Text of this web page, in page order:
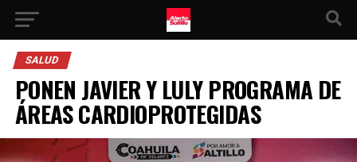
SALUD
PONEN JAVIER Y LULY PROGRAMA DE
ÁREAS CARDIOPROTEGIDAS